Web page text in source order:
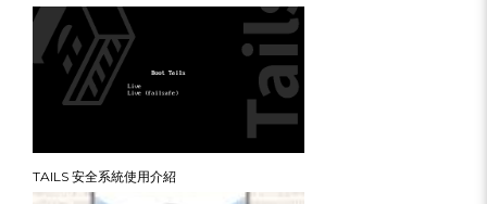
TAILS 安全系統使用介紹